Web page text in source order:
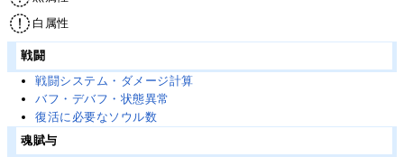
白属性
戦闘
戦闘システム・ダメージ計算
バフ・デバフ・状態異常
復活に必要なソウル数
魂賦与